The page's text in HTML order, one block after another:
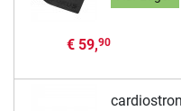
€ 59,90